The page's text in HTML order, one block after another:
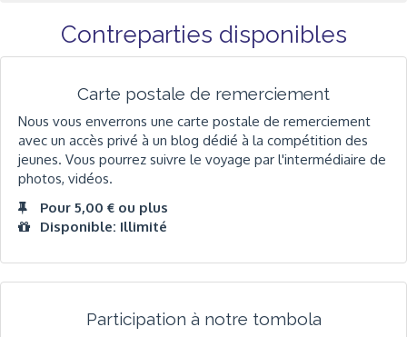
Contreparties disponibles
Carte postale de remerciement
Nous vous enverrons une carte postale de remerciement
avec un accès privé à un blog dédié à la compétition des
jeunes. Vous pourrez suivre le voyage par l'intermédiaire de
photos, vidéos.
Pour 5,00 € ou plus
Disponible: Illimité
Participation à notre tombola